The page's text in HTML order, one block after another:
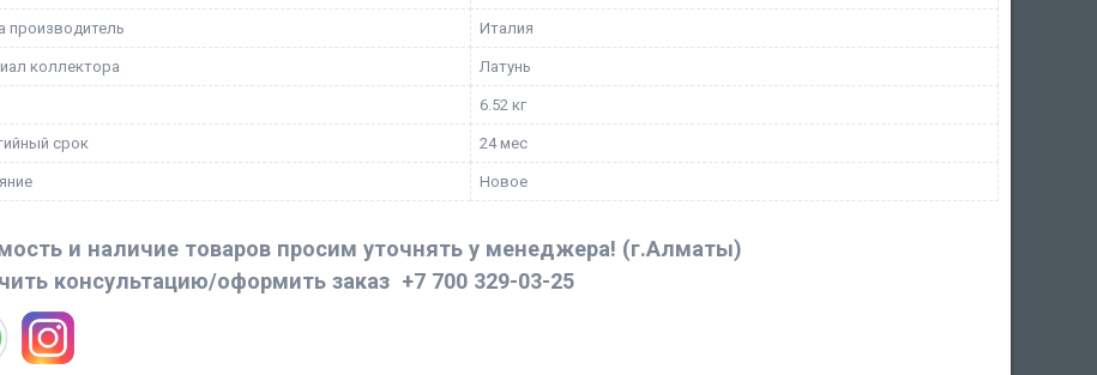
производитель Италия
коллектора Латунь
6.52 кг
срок 24 мес
Новое
и наличие товаров просим уточнять у менеджера! (г.Алматы)
консультацию/оформить заказ +7 700 329-03-25